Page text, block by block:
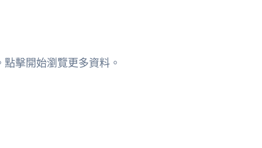
擊開始瀏覽更多資料。